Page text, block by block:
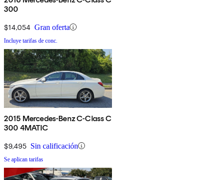
300
$14,054 Gran oferta
Incluye tarifas de conc.
2015 Mercedes-Benz C-Class C
300 4MATIC
$9,495 Sin calificación
Se aplican tarifas